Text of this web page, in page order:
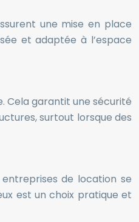
une mise en place
et adaptée à l’espace
Cela garantit une sécurité
surtout lorsque des
de location se
est un choix pratique et